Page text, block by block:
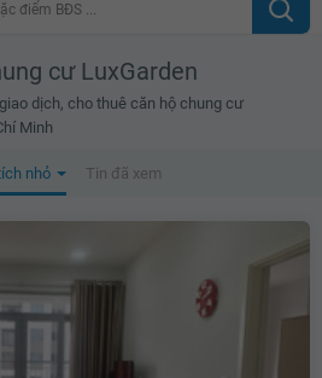
điểm BĐS ...
cư LuxGarden
dịch, cho thuê căn hộ chung cư
Minh
nhỏ Tin đã xem